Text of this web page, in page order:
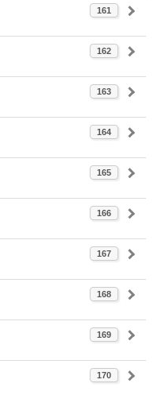
161
162
163
164
165
166
167
168
169
170